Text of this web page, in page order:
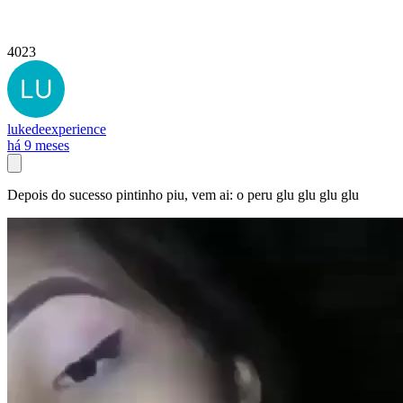
4023
lukedeexperience
há 9 meses
Depois do sucesso pintinho piu, vem ai: o peru glu glu glu glu